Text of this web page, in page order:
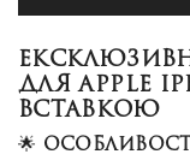
ДЛЯ APPLE
ВСТАВКОЮ
🌟